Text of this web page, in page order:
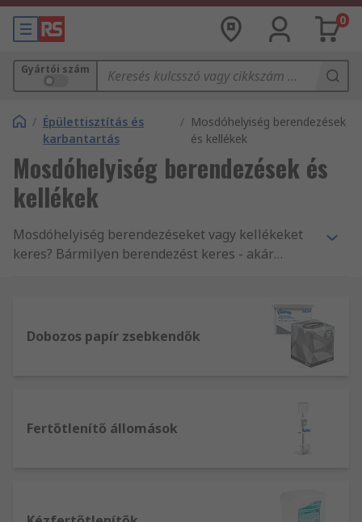
0
Gyártói szám
/ Épülettisztítás és
karbantartás
/ Mosdóhelyiség berendezések
és kellékek
Mosdóhelyiség berendezések és
kellékek
Mosdóhelyiség berendezéseket vagy kellékeket
keres? Bármilyen berendezést keres - akár
tusfürdőt, sampont és kézfertőtlenítőket, nálunk
mindent megtalál. Győződjön meg róla Ön is!
Dobozos papír zsebkendők
Fertőtlenítő állomások